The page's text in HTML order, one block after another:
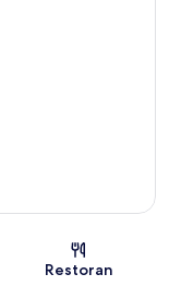
Restoran